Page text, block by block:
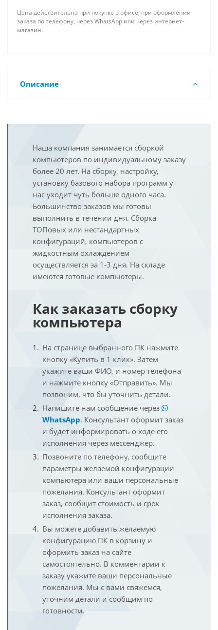
Цена действительна при покупке в офисе, при оформлении
заказа по телефону, через WhatsApp или через интернет-
магазин.
Описание
Наша компания занимается сборкой
компьютеров по индивидуальному заказу
более 20 лет. На сборку, настройку,
установку базового набора программ у
нас уходит чуть больше одного часа.
Большинство заказов мы готовы
выполнить в течении дня. Сборка
ТОПовых или нестандартных
конфигураций, компьютеров с
жидкостным охлаждением
осуществляется за 1-3 дня. На складе
имеются готовые компьютеры.
Как заказать сборку
компьютера
На странице выбранного ПК нажмите
кнопку «Купить в 1 клик». Затем
укажите ваши ФИО, и номер телефона
и нажмите кнопку «Отправить». Мы
позвоним, что бы уточнить детали.
Напишите нам сообщение через
WhatsApp. Консультант оформит заказ
и будет информировать о ходе его
исполнения через мессенджер.
Позвоните по телефону, сообщите
параметры желаемой конфигурации
компьютера или ваши персональные
пожелания. Консультант оформит
заказ, сообщит стоимость и срок
исполнения заказа.
Вы можете добавить желаемую
конфигурацию ПК в корзину и
оформить заказ на сайте
самостоятельно. В комментарии к
заказу укажите ваши персональные
пожелания. Мы с вами свяжемся,
уточним детали и сообщим по
готовности.